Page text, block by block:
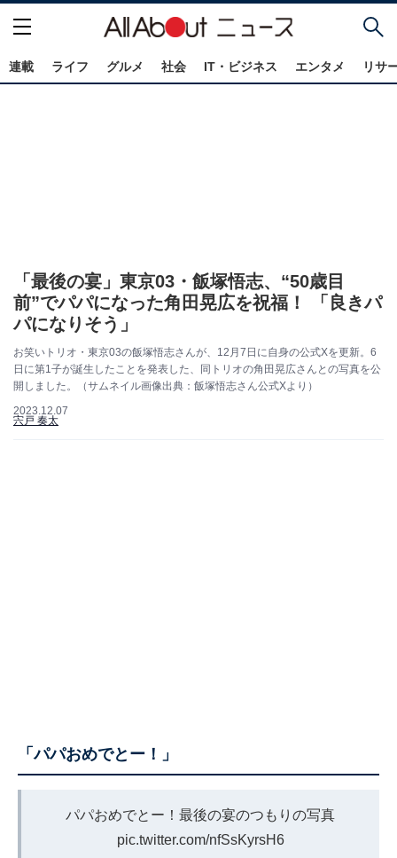
連載 ライフ グルメ 社会 IT・ビジネス エンタメ リサ
「最後の宴」東京03・飯塚悟志、“50歳目
前”でパパになった角田晃広を祝福！ 「良きパ
パになりそう」
お笑いトリオ・東京03の飯塚悟志さんが、12月7日に自身の公式Xを更新。6
日に第1子が誕生したことを発表した、同トリオの角田晃広さんとの写真を公
開しました。（サムネイル画像出典：飯塚悟志さん公式Xより）
2023.12.07
宍戸 奏太
「パパおめでとー！」
パパおめでとー！最後の宴のつもりの写真
pic.twitter.com/nfSsKyrsH6